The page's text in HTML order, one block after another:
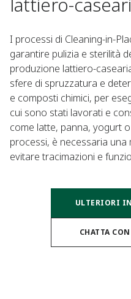
I processi di Cleaning-in-
garantire pulizia e sterilità
produzione lattiero-
sfere di spruzzatura e
e composti chimici, per
cui sono stati lavorati e
come latte, panna, yogurt
processi, è necessaria
evitare tracimazioni e
ULTERIORI
CHATTA